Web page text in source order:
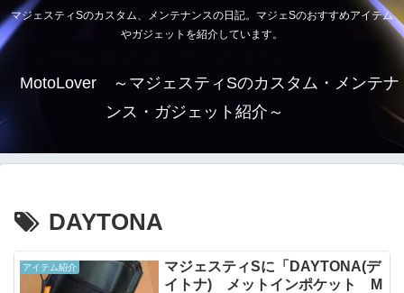
マジェスティSのカスタム、メンテナンスの日記。マジェSのおすすめアイテム
やガジェットを紹介しています。
MotoLover ～マジェスティSのカスタム・メンテナ
ンス・ガジェット紹介～
DAYTONA
アイテム紹介
マジェスティSに「DAYTONA(デ
イトナ) メットインポケット M